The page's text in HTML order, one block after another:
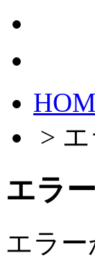
>
エラー
エラー